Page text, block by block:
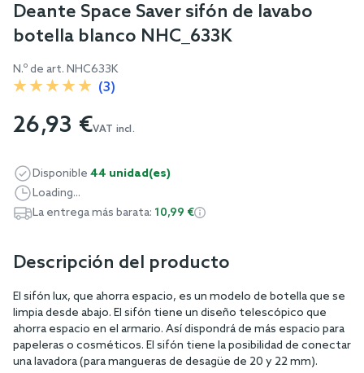
Skip
to
beginning
of
images
Deante Space Saver sifón de lavabo
botella blanco NHC_633K
N.º de art. NHC633K
(3)
26,93 €VAT incl.
Disponible 44 unidad(es)
Loading...
La entrega más barata: 10,99 €
Descripción del producto
El sifón lux, que ahorra espacio, es un modelo de botella que se
limpia desde abajo. El sifón tiene un diseño telescópico que
ahorra espacio en el armario. Así dispondrá de más espacio para
papeleras o cosméticos. El sifón tiene la posibilidad de conectar
una lavadora (para mangueras de desagüe de 20 y 22 mm).